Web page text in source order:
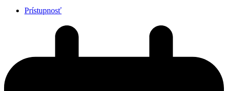
Prístupnosť